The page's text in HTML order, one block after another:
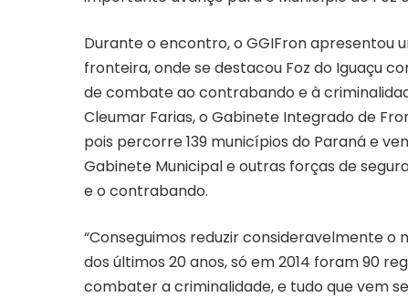
Durante o encontro, o GGIFron apresentou
fronteira, onde se destacou Foz do Iguaçu
de combate ao contrabando e à
Cleumar Farias, o Gabinete Integrado de
pois percorre 139 municípios do Paraná e
Gabinete Municipal e outras forças de
e o contrabando.
“Conseguimos reduzir consideravelmente
dos últimos 20 anos, só em 2014 foram 90
combater a criminalidade, e tudo que vem